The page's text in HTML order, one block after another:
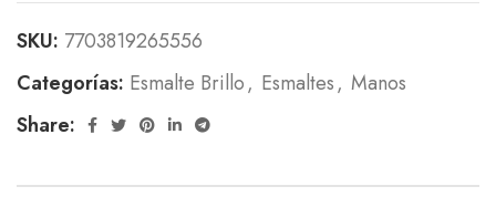
SKU: 7703819265556
Categorías: Esmalte Brillo, Esmaltes, Manos
Share: